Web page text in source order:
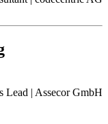
Lead | Assecor GmbH